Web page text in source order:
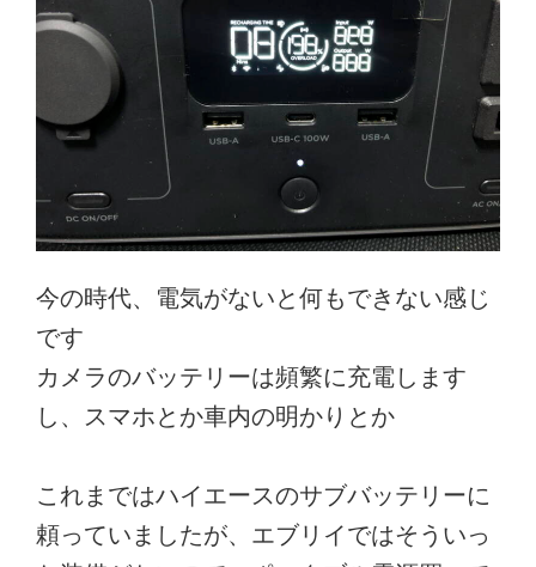
今の時代、電気がないと何もできない感じ
です
カメラのバッテリーは頻繁に充電します
し、スマホとか車内の明かりとか
これまではハイエースのサブバッテリーに
頼っていましたが、エブリイではそういっ